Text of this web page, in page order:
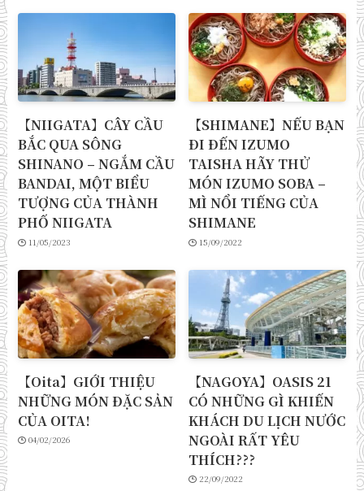
【NIIGATA】CÂY CẦU
BẮC QUA SÔNG
SHINANO – NGẮM CẦU
BANDAI, MỘT BIỂU
TƯỢNG CỦA THÀNH
PHỐ NIIGATA
11/05/2023
【SHIMANE】NẾU BẠN
ĐI ĐẾN IZUMO
TAISHA HÃY THỬ
MÓN IZUMO SOBA –
MÌ NỔI TIẾNG CỦA
SHIMANE
15/09/2022
【Oita】GIỚI THIỆU
NHỮNG MÓN ĐẶC SẢN
CỦA OITA!
04/02/2026
【NAGOYA】OASIS 21
CÓ NHỮNG GÌ KHIẾN
KHÁCH DU LỊCH NƯỚC
NGOÀI RẤT YÊU
THÍCH???
22/09/2022